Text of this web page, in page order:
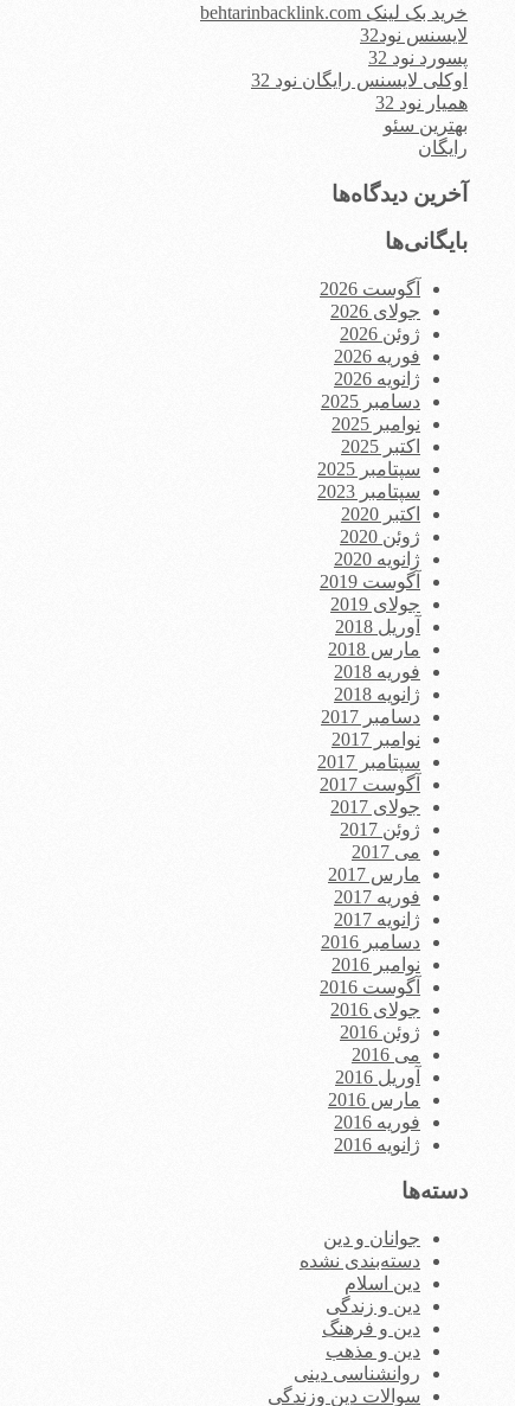
خرید بک لینک behtarinbacklink.com
لایسنس نود32
پسورد نود 32
اوکلی لایسنس رایگان نود 32
همیار نود 32
بهترین سئو
رایگان
آخرین دیدگاه‌ها
بایگانی‌ها
آگوست 2026
جولای 2026
ژوئن 2026
فوریه 2026
ژانویه 2026
دسامبر 2025
نوامبر 2025
اکتبر 2025
سپتامبر 2025
سپتامبر 2023
اکتبر 2020
ژوئن 2020
ژانویه 2020
آگوست 2019
جولای 2019
آوریل 2018
مارس 2018
فوریه 2018
ژانویه 2018
دسامبر 2017
نوامبر 2017
سپتامبر 2017
آگوست 2017
جولای 2017
ژوئن 2017
می 2017
مارس 2017
فوریه 2017
ژانویه 2017
دسامبر 2016
نوامبر 2016
آگوست 2016
جولای 2016
ژوئن 2016
می 2016
آوریل 2016
مارس 2016
فوریه 2016
ژانویه 2016
دسته‌ها
جوانان و دین
دسته‌بندی نشده
دین اسلام
دین و زندگی
دین و فرهنگ
دین و مذهب
روانشناسی دینی
سوالات دین وزندگی